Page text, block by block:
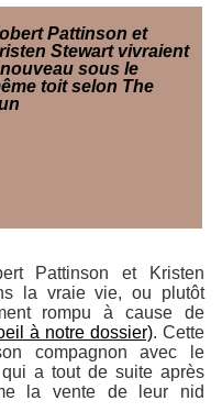
Pattinson et
Stewart vivraient
sous le
toit selon The
Pattinson et Kristen
la vraie vie, ou plutôt
rompu à cause de
à notre dossier). Cette
compagnon avec le
a tout de suite après
la vente de leur nid